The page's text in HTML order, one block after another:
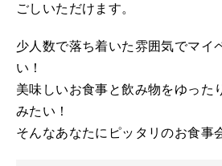
ごしいただけます。
少人数で落ち着いた雰囲気でマイ
い！
美味しいお食事と飲み物をゆった
みたい！
そんなあなたにピッタリのお食事